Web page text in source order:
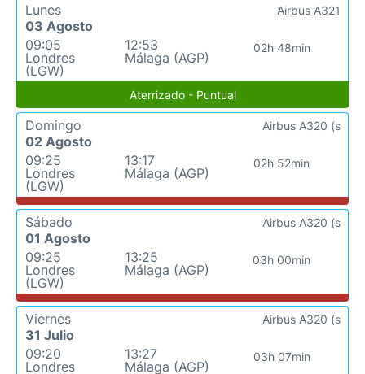
Lunes
03 Agosto
09:05
Londres
(LGW)
12:53
Málaga (AGP)
02h 48min
Airbus A321
Aterrizado - Puntual
Domingo
02 Agosto
09:25
Londres
(LGW)
13:17
Málaga (AGP)
02h 52min
Airbus A320 (s
Sábado
01 Agosto
09:25
Londres
(LGW)
13:25
Málaga (AGP)
03h 00min
Airbus A320 (s
Viernes
31 Julio
09:20
Londres
13:27
Málaga (AGP)
03h 07min
Airbus A320 (s